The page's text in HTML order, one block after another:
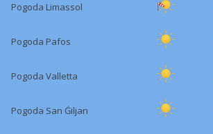
Pogoda Limassol
Pogoda Pafos
Pogoda Valletta
Pogoda San Ġiljan